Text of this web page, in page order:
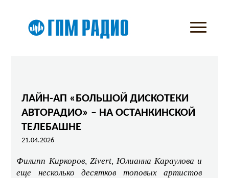
ЛАЙН-АП «БОЛЬШОЙ ДИСКОТЕКИ
АВТОРАДИО» – НА ОСТАНКИНСКОЙ
ТЕЛЕБАШНЕ
21.04.2026
Филипп Киркоров, Zivert, Юлианна Караулова и
еще несколько десятков топовых артистов